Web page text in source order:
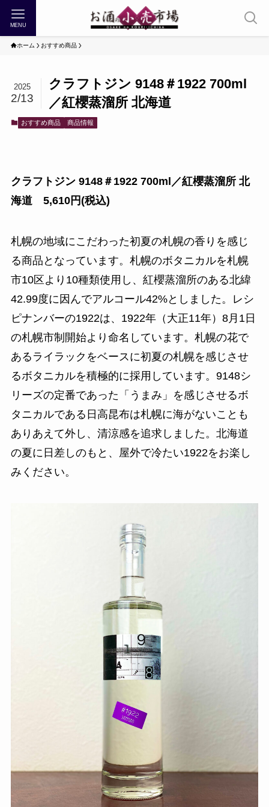
MENU
ホーム おすすめ商品
クラフトジン 9148＃1922 700ml
／紅櫻蒸溜所 北海道
2025
2/13
おすすめ商品 商品情報
クラフトジン 9148＃1922 700ml／紅櫻蒸溜所 北
海道 5,610円(税込)
札幌の地域にこだわった初夏の札幌の香りを感じ
る商品となっています。札幌のボタニカルを札幌
市10区より10種類使用し、紅櫻蒸溜所のある北緯
42.99度に因んでアルコール42%としました。レシ
ピナンバーの1922は、1922年（大正11年）8月1日
の札幌市制開始より命名しています。札幌の花で
あるライラックをベースに初夏の札幌を感じさせ
るボタニカルを積極的に採用しています。9148シ
リーズの定番であった「うまみ」を感じさせるボ
タニカルである日高昆布は札幌に海がないことも
ありあえて外し、清涼感を追求しました。北海道
の夏に日差しのもと、屋外で冷たい1922をお楽し
みください。